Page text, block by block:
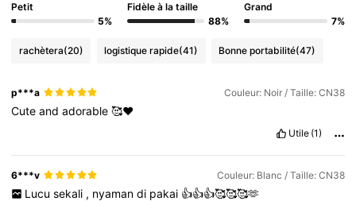
Petit
5%
Fidèle à la taille
88%
Grand
7%
rachètera(20) logistique rapide(41) Bonne portabilité(47)
p***a Couleur: Noir / Taille: CN38
Cuteandadorable🥰❤️
Utile (1)
6***v Couleur: Blanc / Taille: CN38
Lucu sekali , nyaman di pakai 👍👍👍🥰🥰🥰🫶